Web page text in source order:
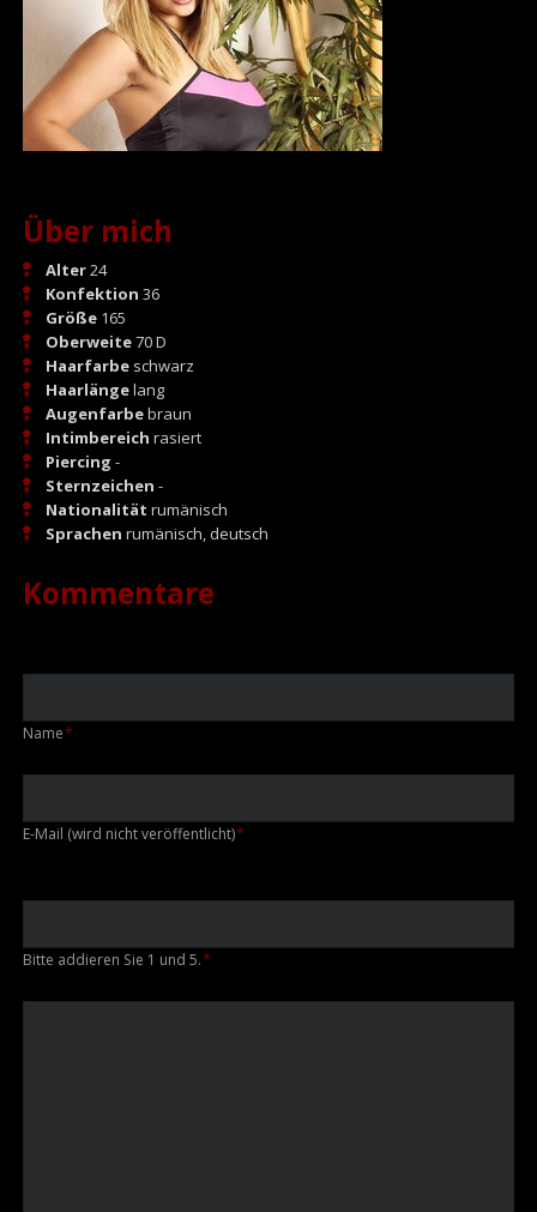
Über mich
Alter24
Konfektion 36
Größe165
Oberweite70 D
Haarfarbeschwarz
Haarlängelang
Augenfarbebraun
Intimbereich rasiert
Piercing -
Sternzeichen -
Nationalität rumänisch
Sprachen rumänisch, deutsch
Kommentare
Pflichtfeld
Name*
Pflichtfeld
E-Mail (wird nicht veröffentlicht)*
Bitte addieren Sie 1 und 5.*